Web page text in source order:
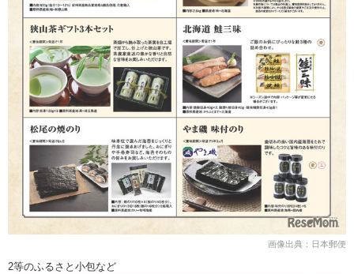
画像出典：日本郵便
2等のふるさと小包など